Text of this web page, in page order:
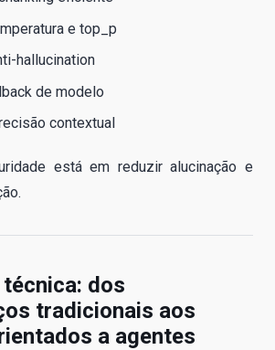
e top_p
hallucination
de modelo
contextual
está em reduzir alucinação e
dos
tradicionais aos
a agentes